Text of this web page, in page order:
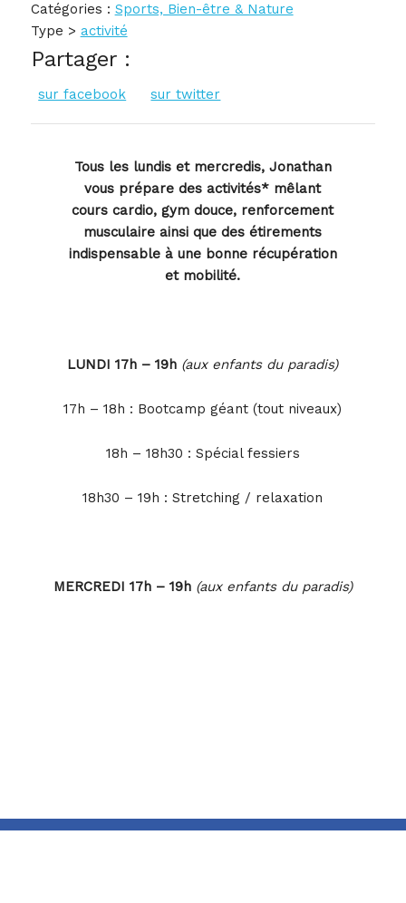
Catégories : Sports, Bien-être & Nature
Type > activité
Partager :
sur facebook sur twitter
Tous les lundis et mercredis, Jonathan
vous prépare des activités* mêlant
cours cardio, gym douce, renforcement
musculaire ainsi que des étirements
indispensable à une bonne récupération
et mobilité.
LUNDI 17h – 19h (aux enfants du paradis)
17h – 18h : Bootcamp géant (tout niveaux)
18h – 18h30 : Spécial fessiers
18h30 – 19h : Stretching / relaxation
MERCREDI 17h – 19h (aux enfants du paradis)
*Cours accessibles aux adhérents ayant un forfait